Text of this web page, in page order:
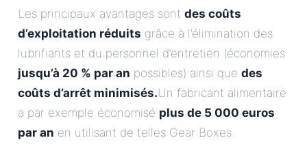
Les principaux avantages sont des coûts
d’exploitation réduits grâce à l’élimination des
lubrifiants et du personnel d’entretien (économies
jusqu’à 20 % par an possibles) ainsi que des
coûts d’arrêt minimisés.Un fabricant alimentaire
a par exemple économisé plus de 5 000 euros
par an en utilisant de telles Gear Boxes.